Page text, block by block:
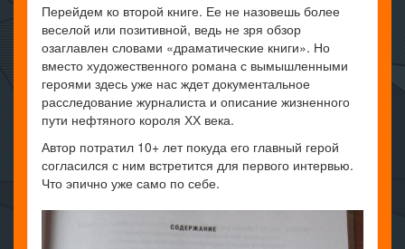
Перейдем ко второй книге. Ее не назовешь более
веселой или позитивной, ведь не зря обзор
озаглавлен словами «драматические книги». Но
вместо художественного романа с вымышленными
героями здесь уже нас ждет документальное
расследование журналиста и описание жизненного
пути нефтяного короля ХХ века.
Автор потратил 10+ лет покуда его главный герой
согласился с ним встретится для первого интервью.
Что эпично уже само по себе.